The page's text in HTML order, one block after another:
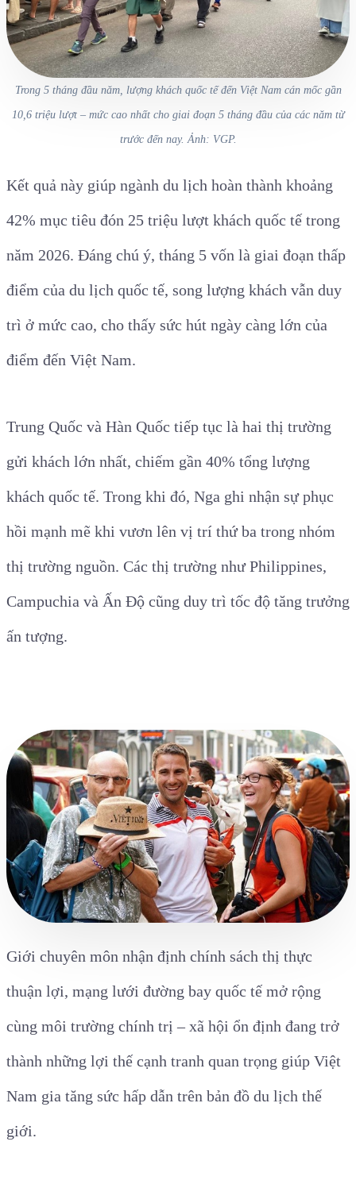
Trong 5 tháng đầu năm, lượng khách quốc tế đến Việt Nam cán mốc gần
10,6 triệu lượt – mức cao nhất cho giai đoạn 5 tháng đầu của các năm từ
trước đến nay. Ảnh: VGP.
Kết quả này giúp ngành du lịch hoàn thành khoảng
42% mục tiêu đón 25 triệu lượt khách quốc tế trong
năm 2026. Đáng chú ý, tháng 5 vốn là giai đoạn thấp
điểm của du lịch quốc tế, song lượng khách vẫn duy
trì ở mức cao, cho thấy sức hút ngày càng lớn của
điểm đến Việt Nam.
Trung Quốc và Hàn Quốc tiếp tục là hai thị trường
gửi khách lớn nhất, chiếm gần 40% tổng lượng
khách quốc tế. Trong khi đó, Nga ghi nhận sự phục
hồi mạnh mẽ khi vươn lên vị trí thứ ba trong nhóm
thị trường nguồn. Các thị trường như Philippines,
Campuchia và Ấn Độ cũng duy trì tốc độ tăng trưởng
ấn tượng.
Giới chuyên môn nhận định chính sách thị thực
thuận lợi, mạng lưới đường bay quốc tế mở rộng
cùng môi trường chính trị – xã hội ổn định đang trở
thành những lợi thế cạnh tranh quan trọng giúp Việt
Nam gia tăng sức hấp dẫn trên bản đồ du lịch thế
giới.